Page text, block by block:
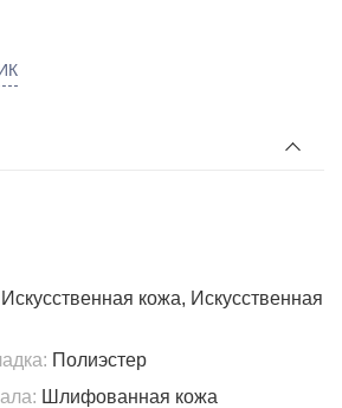
Искусственная кожа, Искусственная
Полиэстер
Шлифованная кожа